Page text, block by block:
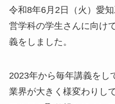
令和8年6月2日（火）愛
営学科の学生さんに向け
義をしました。
2023年から毎年講義をし
業界が大きく様変わりし